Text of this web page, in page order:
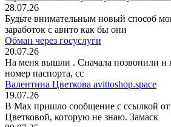
28.07.26
Будьте внимательным новый способ
заработок с авито как бы они
Обман через госуслуги
20.07.26
На меня вышли . Сначала позвонили
номер паспорта, сс
Валентина Цветкова avittoshop.space
19.07.26
В Мах пришло сообщение с ссылкой
Цветковой, которую не знаю. Замаск